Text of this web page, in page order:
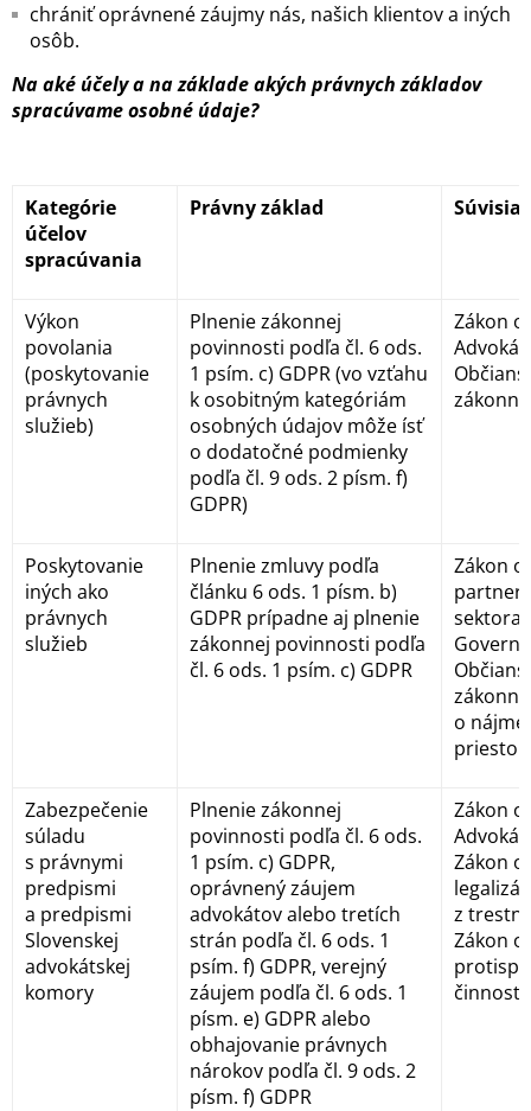
chrániť oprávnené záujmy nás, našich klientov a iných
osôb.
Na aké účely a na základe akých právnych základov
spracúvame osobné údaje?
Kategórie
účelov
spracúvania
Právny základ
Výkon
povolania
(poskytovanie
právnych
služieb)
Plnenie zákonnej
povinnosti podľa čl. 6 ods.
1 psím. c) GDPR (vo vzťahu
k osobitným kategóriám
osobných údajov môže ísť
o dodatočné podmienky
podľa čl. 9 ods. 2 písm. f)
GDPR)
Zákon o
Poskytovanie
iných ako
právnych
služieb
Plnenie zmluvy podľa
článku 6 ods. 1 písm. b)
GDPR prípadne aj plnenie
zákonnej povinnosti podľa
čl. 6 ods. 1 psím. c) GDPR
Zákon
sektora,
o
Zabezpečenie
súladu
s právnymi
predpismi
a predpismi
Slovenskej
advokátskej
komory
Plnenie zákonnej
povinnosti podľa čl. 6 ods.
1 psím. c) GDPR,
oprávnený záujem
advokátov alebo tretích
strán podľa čl. 6 ods. 1
psím. f) GDPR, verejný
záujem podľa čl. 6 ods. 1
písm. e) GDPR alebo
obhajovanie právnych
nárokov podľa čl. 9 ods. 2
písm. f) GDPR
Zákon o
Zákon
z
Zákon